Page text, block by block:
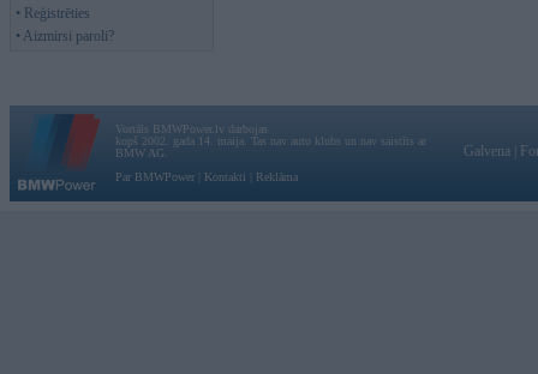
• Reģistrēties
• Aizmirsi paroli?
Vortāls BMWPower.lv darbojas
kopš 2002. gada 14. maija. Tas nav auto klubs un nav saistīts ar
BMW AG.
Par BMWPower
Kontakti Reklāma
Galvena